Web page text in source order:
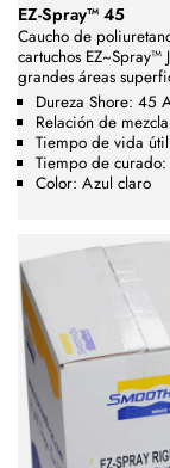
EZ-Spray™ 45
Caucho de
cartuchos
grandes áreas
Dureza Shore: 45
Relación de
Tiempo de vida
Tiempo de curado:
Color: Azul claro